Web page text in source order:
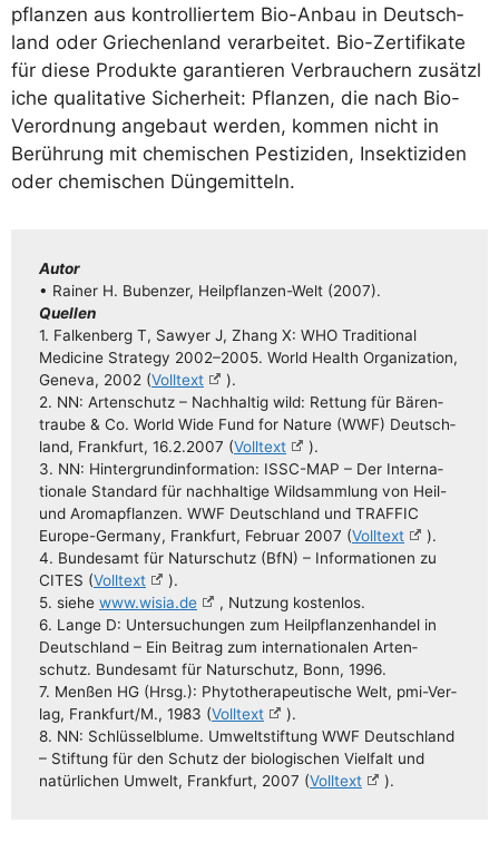
pflan­zen aus kon­trol­lier­tem Bio-Anbau in Deutsch­
land oder Grie­chen­land ver­ar­bei­tet. Bio-Zer­ti­fi­ka­te
für die­se Pro­duk­te garan­tie­ren Ver­brau­chern zusätz­l
i­che qua­li­ta­ti­ve Sicher­heit: Pflan­zen, die nach Bio-
Ver­ord­nung ange­baut wer­den, kom­men nicht in
Berüh­rung mit che­mi­schen Pes­ti­zi­den, Insek­ti­zi­den
oder che­mi­schen Düngemitteln.
Autor
• Rai­ner H. Buben­zer, Heil­pflan­­zen-Welt (2007).
Quel­len
1. Fal­ken­berg T, Sawy­er J, Zhang X: WHO Tra­di­tio­nal
Medi­ci­ne Stra­tegy 2002–2005. World Health Orga­niza­ti­on,
Gen­e­va, 2002 (Voll­text
).
2. NN: Arten­schutz – Nach­hal­tig wild: Ret­tung für Bären­
trau­be & Co. World Wide Fund for Natu­re (WWF) Deutsch­
land, Frank­furt, 16.2.2007 (Voll­text
).
3. NN: Hin­ter­grund­in­for­ma­ti­on: ISSC-MAP – Der Inter­na­
tio­na­le Stan­dard für nach­hal­ti­ge Wild­samm­lung von Heil-
und Aro­ma­pflan­zen. WWF Deutsch­land und TRAFFIC
Euro­­pe-Ger­­ma­­ny, Frank­furt, Febru­ar 2007 (Voll­text
).
4. Bun­des­amt für Natur­schutz (BfN) – Infor­ma­tio­nen zu
CITES (Voll­text
).
5. sie­he www.wisia.de
, Nut­zung kostenlos.
6. Lan­ge D: Unter­su­chun­gen zum Heil­pflan­zen­han­del in
Deutsch­land – Ein Bei­trag zum inter­na­tio­na­len Arten­
schutz. Bun­des­amt für Natur­schutz, Bonn, 1996.
7. Men­ßen HG (Hrsg.): Phy­to­the­ra­peu­ti­sche Welt, pmi-Ver­­
lag, Frankfurt/​​M., 1983 (Voll­text
).
8. NN: Schlüs­sel­blu­me. Umwelt­stif­tung WWF Deutsch­land
– Stif­tung für den Schutz der bio­lo­gi­schen Viel­falt und
natür­li­chen Umwelt, Frank­furt, 2007 (Voll­text ).